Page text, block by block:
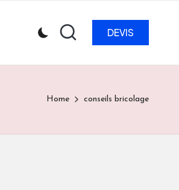
DEVIS
Home conseils bricolage